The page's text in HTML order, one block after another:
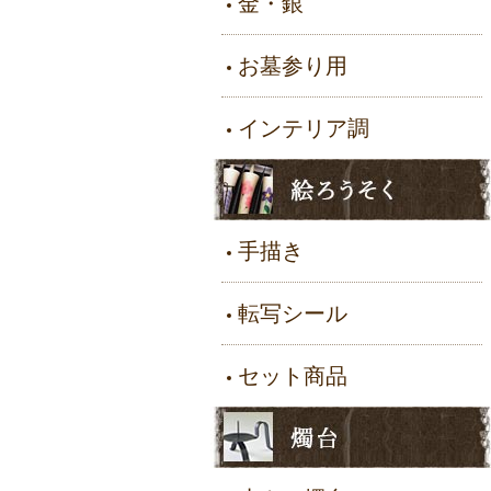
お墓参り用
インテリア調
手描き
転写シール
セット商品